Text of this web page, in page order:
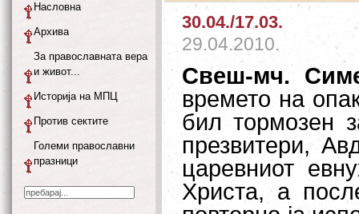
30.04./17.03.
29.04.2010.
Свеш-мч.
времето на
бил тормозен
презвитери,
царевниот
Христа, а
Насловна
Архива
За православната вера
и живот...
Историја на МПЦ
Против сектите
Големи православни
празници